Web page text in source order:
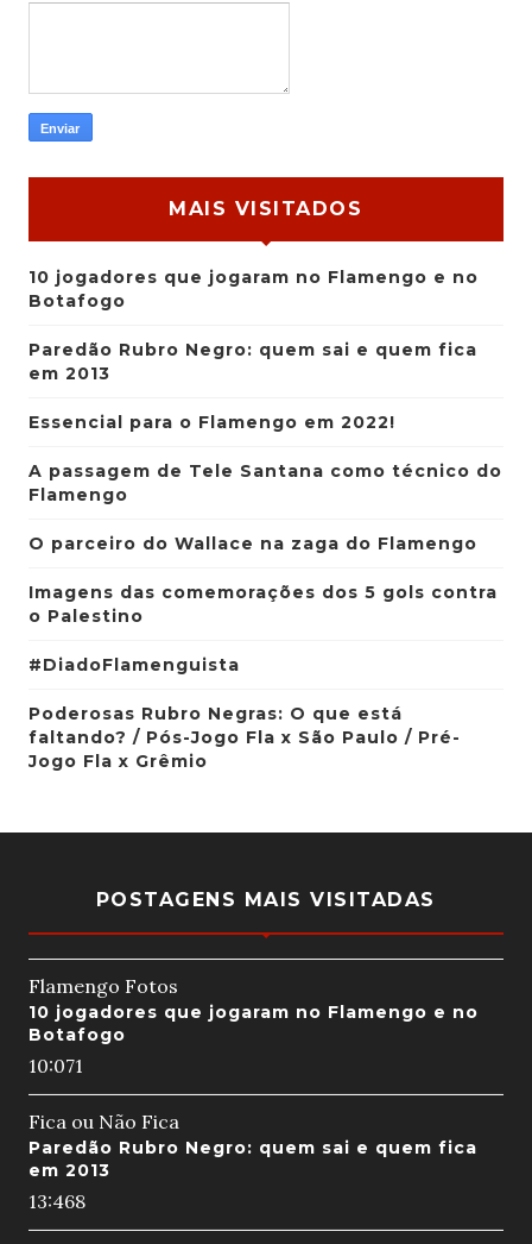
MAIS VISITADOS
10 jogadores que jogaram no Flamengo e no
Botafogo
Paredão Rubro Negro: quem sai e quem fica
em 2013
Essencial para o Flamengo em 2022!
A passagem de Tele Santana como técnico do
Flamengo
O parceiro do Wallace na zaga do Flamengo
Imagens das comemorações dos 5 gols contra
o Palestino
#DiadoFlamenguista
Poderosas Rubro Negras: O que está
faltando? / Pós-Jogo Fla x São Paulo / Pré-
Jogo Fla x Grêmio
POSTAGENS MAIS VISITADAS
Flamengo Fotos
10 jogadores que jogaram no Flamengo e no
Botafogo
10:071
Fica ou Não Fica
Paredão Rubro Negro: quem sai e quem fica
em 2013
13:468